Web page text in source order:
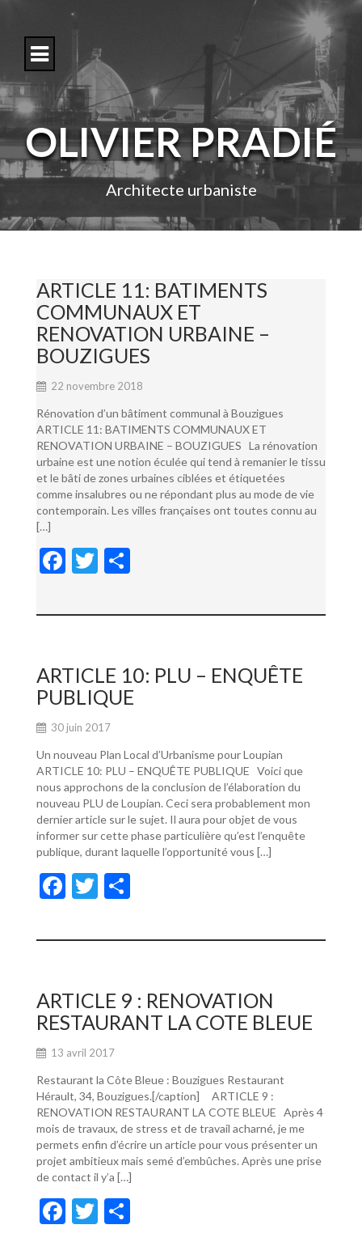
o
c
n
e
OLIVIER PRADIÉ
Architecte urbaniste
ARTICLE 11: BATIMENTS
COMMUNAUX ET
RENOVATION URBAINE –
BOUZIGUES
22 novembre 2018
Rénovation d’un bâtiment communal à Bouzigues
ARTICLE 11: BATIMENTS COMMUNAUX ET
RENOVATION URBAINE – BOUZIGUES La rénovation
urbaine est une notion éculée qui tend à remanier le tissu
et le bâti de zones urbaines ciblées et étiquetées
comme insalubres ou ne répondant plus au mode de vie
contemporain. Les villes françaises ont toutes connu au
[…]
F
e
o
o
k
T
itt ta
er
ARTICLE 10: PLU – ENQUÊTE
PUBLIQUE
30 juin 2017
Un nouveau Plan Local d’Urbanisme pour Loupian
ARTICLE 10: PLU – ENQUÊTE PUBLIQUE Voici que
nous approchons de la conclusion de l’élaboration du
nouveau PLU de Loupian. Ceci sera probablement mon
dernier article sur le sujet. Il aura pour objet de vous
informer sur cette phase particulière qu’est l’enquête
publique, durant laquelle l’opportunité vous […]
F
e
o
o
k
T
itt ta
er
ARTICLE 9 : RENOVATION
RESTAURANT LA COTE BLEUE
13 avril 2017
Restaurant la Côte Bleue : Bouzigues Restaurant
Hérault, 34, Bouzigues.[/caption] ARTICLE 9 :
RENOVATION RESTAURANT LA COTE BLEUE Après 4
mois de travaux, de stress et de travail acharné, je me
permets enfin d’écrire un article pour vous présenter un
projet ambitieux mais semé d’embûches. Après une prise
de contact il y’a […]
F
T